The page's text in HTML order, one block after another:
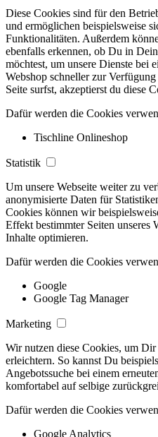
Diese Cookies sind für den
und ermöglichen beispielsweise
Funktionalitäten. Außerdem
ebenfalls erkennen, ob Du in
möchtest, um unsere Dienste bei
Webshop schneller zur
Seite surfst, akzeptierst du diese
Dafür werden die Cookies
Tischline Onlineshop
Statistik
Um unsere Webseite weiter zu
anonymisierte Daten für
Cookies können wir
Effekt bestimmter Seiten unseres
Inhalte optimieren.
Dafür werden die Cookies
Google
Google Tag Manager
Marketing
Wir nutzen diese Cookies, um
erleichtern. So kannst Du
Angebotssuche bei einem
komfortabel auf selbige
Dafür werden die Cookies
Google Analytics